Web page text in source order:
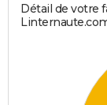
Détail de votre